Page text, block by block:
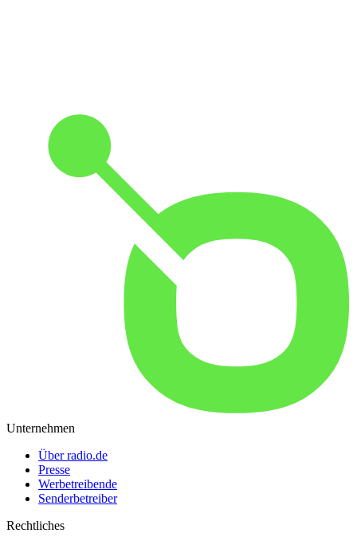
Unternehmen
Über radio.de
Presse
Werbetreibende
Senderbetreiber
Rechtliches